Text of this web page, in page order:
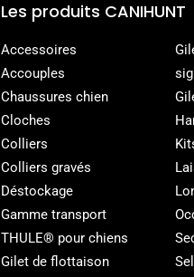
Les produits CANIHUNT
Accessoires
Accouples
Chaussures chien
Cloches
Colliers
Colliers gravés
Déstockage
Gamme transport
THULE® pour chiens
Gilet de flottaison